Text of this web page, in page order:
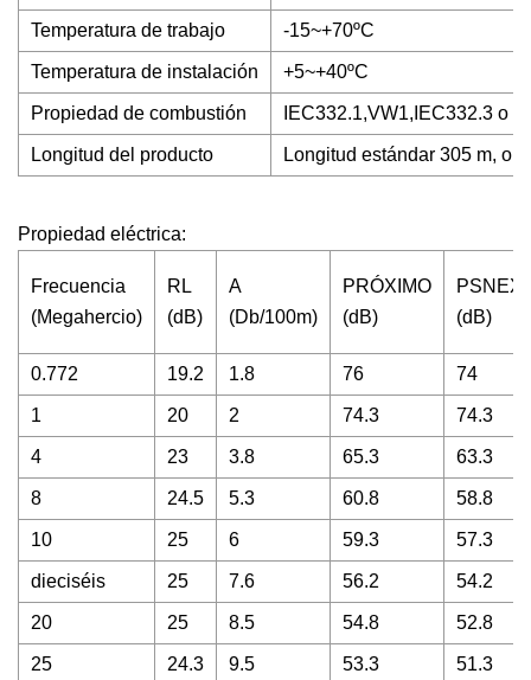
Temperatura de trabajo -15~+70ºC
Temperatura de instalación +5~+40ºC
Propiedad de combustión IEC332.1,VW1,IEC332.3 o
Longitud del producto Longitud estándar 305 m, o
Propiedad eléctrica:
Frecuencia
(Megahercio)
RL
(dB)
A
(Db/100m)
PRÓXIMO
(dB)
(dB)
0.772 19.2 1.8 76 74
1 20 2 74.3 74.3
4 23 3.8 65.3 63.3
8 24.5 5.3 60.8 58.8
10 25 6 59.3 57.3
dieciséis 25 7.6 56.2 54.2
20 25 8.5 54.8 52.8
25 24.3 9.5 53.3 51.3